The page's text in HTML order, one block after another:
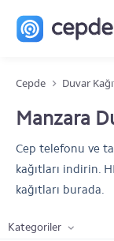
Cepde Duvar
Manzara
Cep telefonu ve
kağıtları indirin.
kağıtları burada.
Kategoriler